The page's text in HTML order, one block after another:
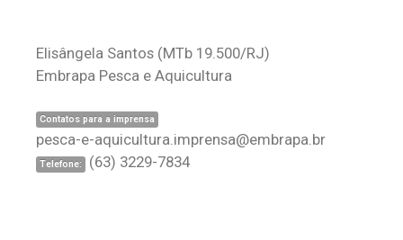
Elisângela Santos (MTb 19.500/RJ)
Embrapa Pesca e Aquicultura
Contatos para a imprensa
pesca-e-aquicultura.imprensa@embrapa.br
Telefone: (63) 3229-7834